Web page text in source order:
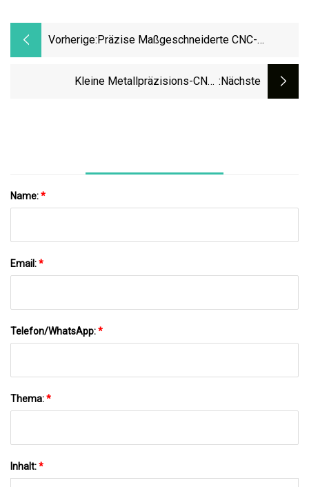
Vorherige: Präzise Maßgeschneiderte CNC-
Aluminiumlegierung
Kleine Metallpräzisions-CNC- :nächste
Name:*
Email:*
Telefon/WhatsApp:*
Thema:*
Inhalt:*